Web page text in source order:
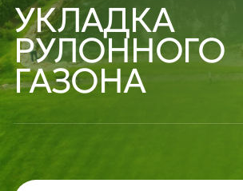
УКЛАДКА
РУЛОННОГО
ГАЗОНА